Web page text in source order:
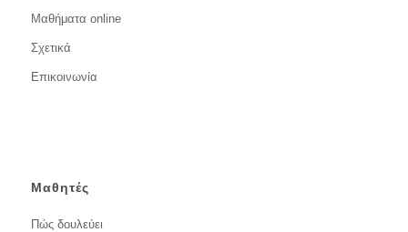
Μαθήματα online
Σχετικά
Επικοινωνία
Μαθητές
Πώς δουλεύει